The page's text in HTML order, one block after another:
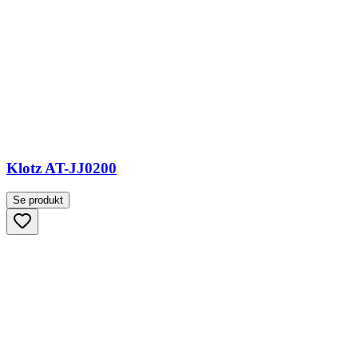
Klotz AT-JJ0200
Se produkt